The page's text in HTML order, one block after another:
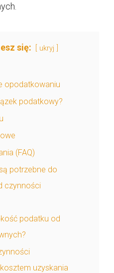
się: ukryj
opodatkowaniu
podatkowy?
(FAQ)
potrzebne do
czynności
podatku od
uzyskania